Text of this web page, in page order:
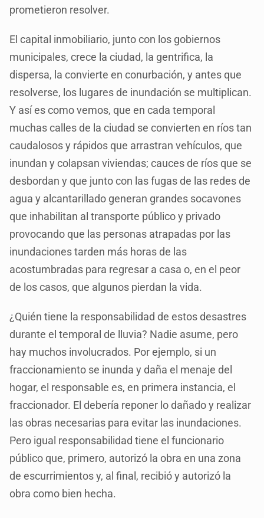
prometieron resolver.
El capital inmobiliario, junto con los gobiernos
municipales, crece la ciudad, la gentrifica, la
dispersa, la convierte en conurbación, y antes que
resolverse, los lugares de inundación se multiplican.
Y así es como vemos, que en cada temporal
muchas calles de la ciudad se convierten en ríos tan
caudalosos y rápidos que arrastran vehículos, que
inundan y colapsan viviendas; cauces de ríos que se
desbordan y que junto con las fugas de las redes de
agua y alcantarillado generan grandes socavones
que inhabilitan al transporte público y privado
provocando que las personas atrapadas por las
inundaciones tarden más horas de las
acostumbradas para regresar a casa o, en el peor
de los casos, que algunos pierdan la vida.
¿Quién tiene la responsabilidad de estos desastres
durante el temporal de lluvia? Nadie asume, pero
hay muchos involucrados. Por ejemplo, si un
fraccionamiento se inunda y daña el menaje del
hogar, el responsable es, en primera instancia, el
fraccionador. El debería reponer lo dañado y realizar
las obras necesarias para evitar las inundaciones.
Pero igual responsabilidad tiene el funcionario
público que, primero, autorizó la obra en una zona
de escurrimientos y, al final, recibió y autorizó la
obra como bien hecha.